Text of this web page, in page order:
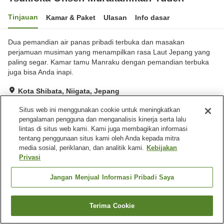
Tinjauan Kamar & Paket Ulasan Info dasar
Dua pemandian air panas pribadi terbuka dan masakan
perjamuan musiman yang menampilkan rasa Laut Jepang yang
paling segar. Kamar tamu Manraku dengan pemandian terbuka
juga bisa Anda inapi.
Kota Shibata, Niigata, Jepang
Sangat baik Ulasan:130
Fasilitas properti
Tempat parkir
Beranda Jepang Niigata
Kota Shibata
Tsukioka Onsen Murakamikan YudenCari kamar
Situs web ini menggunakan cookie untuk meningkatkan
pengalaman pengguna dan menganalisis kinerja serta lalu
lintas di situs web kami. Kami juga membagikan informasi
tentang penggunaan situs kami oleh Anda kepada mitra
media sosial, periklanan, dan analitik kami. Kebijakan
Privasi
Jangan Menjual Informasi Pribadi Saya
Terima Cookie